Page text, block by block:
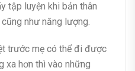
tập luyện khi bản thân
như năng lượng.
trước mẹ có thể đi được
xa hơn thì vào những